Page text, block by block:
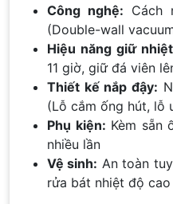
Công nghệ: Cách
(Double-wall
Hiệu năng giữ
11 giờ, giữ đá viên
Thiết kế nắp đậy:
(Lỗ cắm ống hút, lỗ
Phụ kiện: Kèm sẵn
nhiều lần
Vệ sinh: An toàn
rửa bát nhiệt độ cao